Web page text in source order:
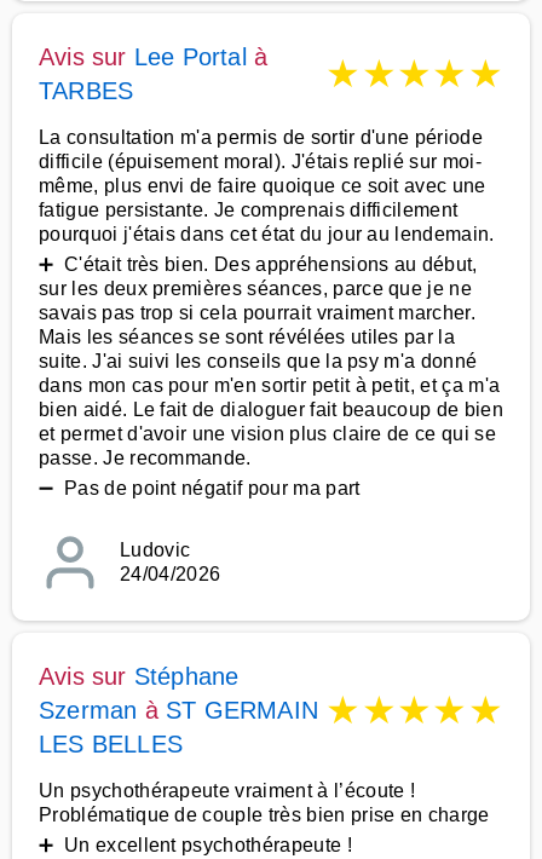
Avis sur Lee Portal à
TARBES
★★★★★
La consultation m'a permis de sortir d'une période
difficile (épuisement moral). J'étais replié sur moi-
même, plus envi de faire quoique ce soit avec une
fatigue persistante. Je comprenais difficilement
pourquoi j'étais dans cet état du jour au lendemain.
➕ C'était très bien. Des appréhensions au début,
sur les deux premières séances, parce que je ne
savais pas trop si cela pourrait vraiment marcher.
Mais les séances se sont révélées utiles par la
suite. J'ai suivi les conseils que la psy m'a donné
dans mon cas pour m'en sortir petit à petit, et ça m'a
bien aidé. Le fait de dialoguer fait beaucoup de bien
et permet d'avoir une vision plus claire de ce qui se
passe. Je recommande.
➖ Pas de point négatif pour ma part
Ludovic
24/04/2026
Avis sur Stéphane
Szerman à ST GERMAIN
LES BELLES
★★★★★
Un psychothérapeute vraiment à l’écoute !
Problématique de couple très bien prise en charge
➕ Un excellent psychothérapeute !